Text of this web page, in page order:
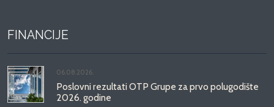
FINANCIJE
06.08.2026.
Poslovni rezultati OTP Grupe za prvo polugodište
2026. godine